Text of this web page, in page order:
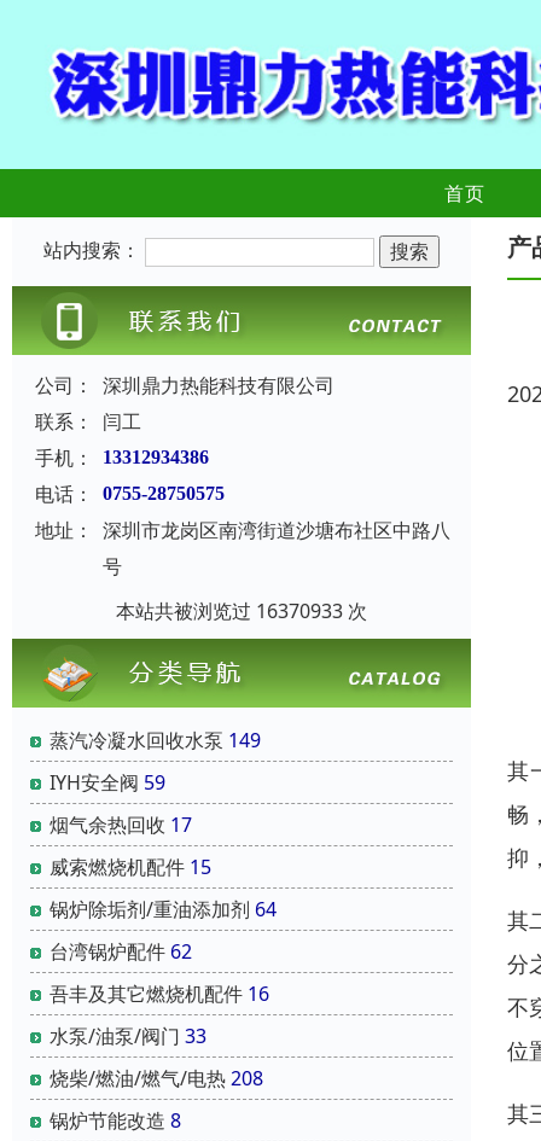
首页
站内搜索：
公司：
深圳鼎力热能科技有限公司
联系：
闫工
手机：
13312934386
电话： 0755-28750575
地址：
深圳市龙岗区南湾街道沙塘布社区中路八
号
本站共被浏览过 16370933 次
蒸汽冷凝水回收水泵 149
IYH安全阀 59
烟气余热回收 17
威索燃烧机配件 15
锅炉除垢剂/重油添加剂 64
台湾锅炉配件 62
吾丰及其它燃烧机配件 16
水泵/油泵/阀门 33
烧柴/燃油/燃气/电热208
锅炉节能改造 8
产
其
畅
抑
其
分
不
位
其